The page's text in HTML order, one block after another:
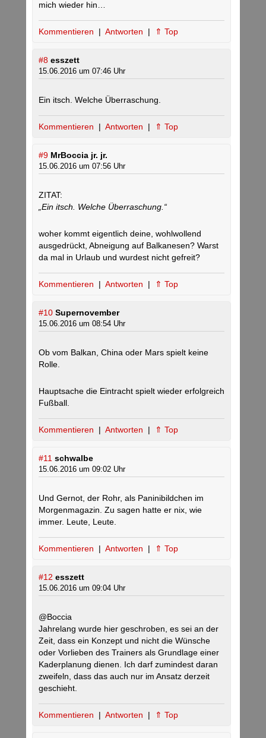
mich wieder hin…
Kommentieren | Antworten | ⇑ Top
#8 esszett
15.06.2016 um 07:46 Uhr
Ein itsch. Welche Überraschung.
Kommentieren | Antworten | ⇑ Top
#9 MrBoccia jr. jr.
15.06.2016 um 07:56 Uhr
ZITAT:
„Ein itsch. Welche Überraschung.“
woher kommt eigentlich deine, wohlwollend
ausgedrückt, Abneigung auf Balkanesen? Warst
da mal in Urlaub und wurdest nicht gefreit?
Kommentieren | Antworten | ⇑ Top
#10 Supernovember
15.06.2016 um 08:54 Uhr
Ob vom Balkan, China oder Mars spielt keine
Rolle.
Hauptsache die Eintracht spielt wieder erfolgreich
Fußball.
Kommentieren | Antworten | ⇑ Top
#11 schwalbe
15.06.2016 um 09:02 Uhr
Und Gernot, der Rohr, als Paninibildchen im
Morgenmagazin. Zu sagen hatte er nix, wie
immer. Leute, Leute.
Kommentieren | Antworten | ⇑ Top
#12 esszett
15.06.2016 um 09:04 Uhr
@Boccia
Jahrelang wurde hier geschroben, es sei an der
Zeit, dass ein Konzept und nicht die Wünsche
oder Vorlieben des Trainers als Grundlage einer
Kaderplanung dienen. Ich darf zumindest daran
zweifeln, dass das auch nur im Ansatz derzeit
geschieht.
Kommentieren | Antworten | ⇑ Top